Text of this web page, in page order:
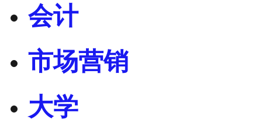
会计
市场营销
大学